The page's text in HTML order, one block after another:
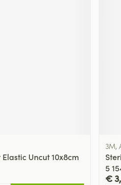
Uncut 10x8cm
3M,
5
€